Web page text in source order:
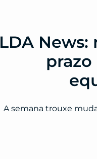
LDA
A semana trouxe